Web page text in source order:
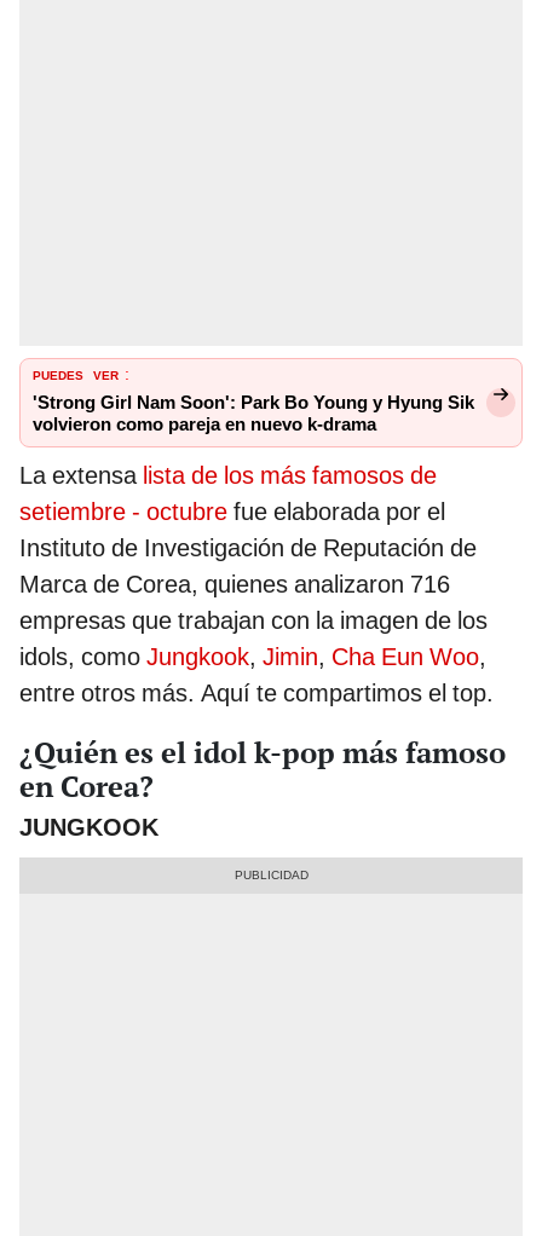
PUEDES VER :
'Strong Girl Nam Soon': Park Bo Young y Hyung Sik
volvieron como pareja en nuevo k-drama
La extensa lista de los más famosos de
setiembre - octubre fue elaborada por el
Instituto de Investigación de Reputación de
Marca de Corea, quienes analizaron 716
empresas que trabajan con la imagen de los
idols, como Jungkook, Jimin, Cha Eun Woo,
entre otros más. Aquí te compartimos el top.
¿Quién es el idol k-pop más famoso
en Corea?
JUNGKOOK